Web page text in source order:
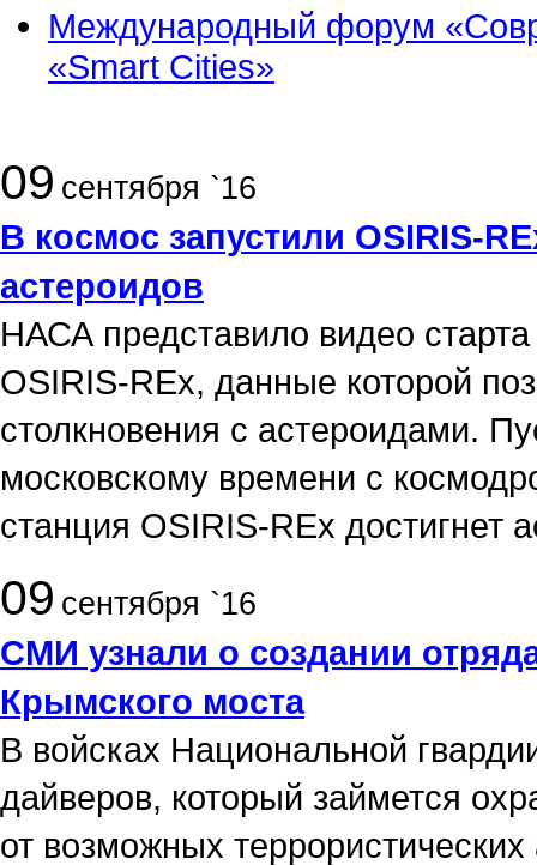
Международный форум
«Smart Cities»
09 сентября `16
В космос запустили OSIRIS-
астероидов
НАСА представило видео
OSIRIS-REx, данные которой
столкновения с астероидами.
московскому времени с
станция OSIRIS-REx достигнет
09 сентября `16
СМИ узнали о создании
Крымского моста
В войсках Национальной
дайверов, который займется
от возможных